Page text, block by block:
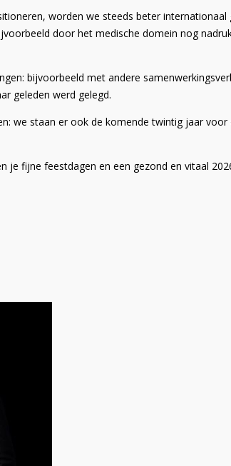
worden we steeds beter
door het medische domein nog
bijvoorbeeld met andere
geleden werd gelegd.
we staan er ook de komende twintig jaar
je fijne feestdagen en een gezond en vitaal